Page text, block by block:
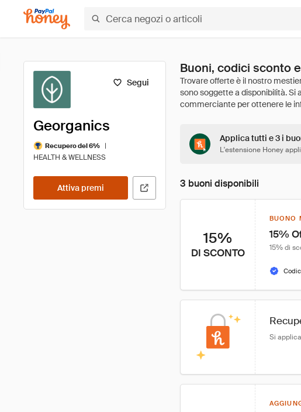
Segui
Georganics
Recupero del 6%
|
HEALTH & WELLNESS
Attiva premi
Buoni, codici sconto
Applica tutti e 3 i
L'estensione Honey
3 buoni disponibili
15%
DI SCONTO
BUONO
15%
15% di
Si